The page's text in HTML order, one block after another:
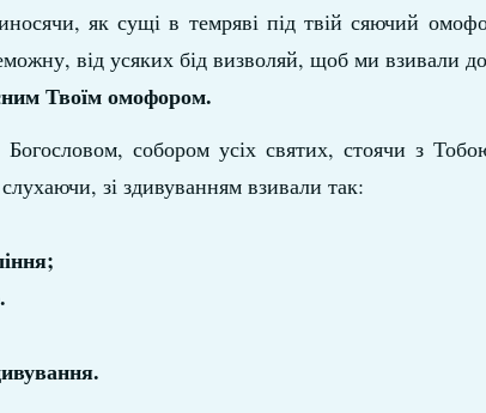
як сущі в темряві під твій сяючий
від усяких бід визволяй, щоб ми взивали
Твоїм омофором.
Богословом, собором усіх святих, стоячи з
зі здивуванням взивали так: